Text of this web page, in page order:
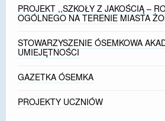
PROJEKT ,,SZKOŁY Z JAKOŚCIĄ –
OGÓLNEGO NA TERENIE MIASTA
STOWARZYSZENIE ÓSEMKOWA
UMIEJĘTNOŚCI
GAZETKA ÓSEMKA
PROJEKTY UCZNIÓW